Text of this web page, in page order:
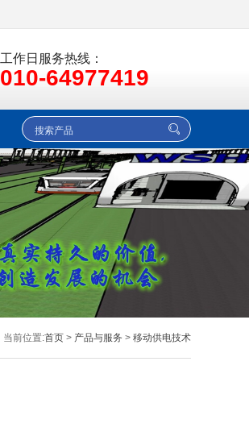
工作日服务热线：
010-64977419
当前位置:首页 > 产品与服务 > 移动供电技术